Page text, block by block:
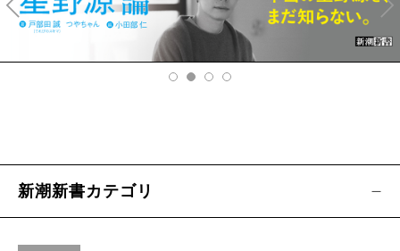
v
Ne
xt
新潮新書カテゴリ